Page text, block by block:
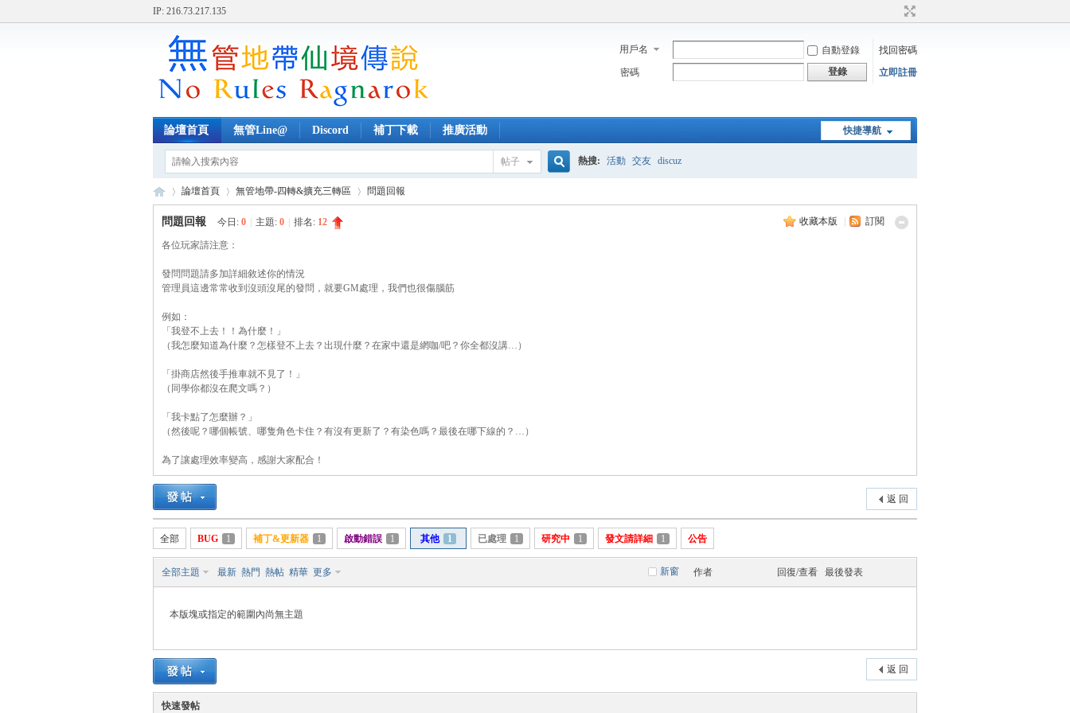
IP: 216.73.217.135
用戶名 自動登錄
找回密碼
密碼
登錄 立即註冊
快捷導航
論壇首頁 無管Line@ Discord 補丁下載 推廣活動
帖子 熱搜: 活動 交友 discuz
論壇首頁 無管地帶-四轉&擴充三轉區 問題回報
收藏本版 訂閱
問題回報 今日: 0 主題: 0 排名: 12
各位玩家請注意：
發問問題請多加詳細敘述你的情況
管理員這邊常常收到沒頭沒尾的發問，就要GM處理，我們也很傷腦筋
例如：
「我登不上去！！為什麼！」
（我怎麼知道為什麼？怎樣登不上去？出現什麼？在家中還是網咖/吧？你全都沒講…）
「掛商店然後手推車就不見了！」
（同學你都沒在爬文嗎？）
「我卡點了怎麼辦？」
（然後呢？哪個帳號、哪隻角色卡住？有沒有更新了？有染色嗎？最後在哪下線的？…）
為了讓處理效率變高，感謝大家配合！
返 回
全部 BUG 1 補丁&更新器 1 啟動錯誤 1 其他 1 已處理 1 研究中 1 發文請詳細 1 公告
新窗
全部主題 最新 熱門 熱帖 精華 更多 作者 回復/查看 最後發表
本版塊或指定的範圍內尚無主題
返 回
快速發帖